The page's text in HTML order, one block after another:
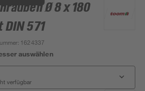
Ø 8 x 180
571
: 1624337
auswählen
verfügbar